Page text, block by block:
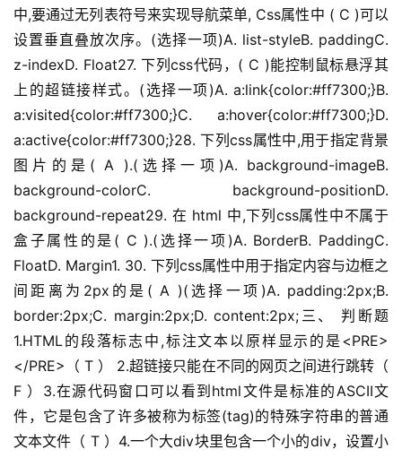
中,要通过无列表符号来实现导航菜单, Css属性中 ( C )可以
设置垂直叠放次序。(选择一项)A. list-styleB. paddingC.
z-indexD. Float27. 下列css代码，( C )能控制鼠标悬浮其
上的超链接样式。(选择一项)A. a:link{color:#ff7300;}B.
a:visited{color:#ff7300;}C. a:hover{color:#ff7300;}D.
a:active{color:#ff7300;}28. 下列css属性中,用于指定背景
图片的是( A ).(选择一项)A. background-imageB.
background-colorC. background-positionD.
background-repeat29. 在 html 中,下列css属性中不属于
盒子属性的是( C ).(选择一项)A. BorderB. PaddingC.
FloatD. Margin1. 30. 下列css属性中用于指定内容与边框之
间距离为2px的是( A )(选择一项)A. padding:2px;B.
border:2px;C. margin:2px;D. content:2px;三、 判断题
1.HTML的段落标志中,标注文本以原样显示的是<PRE>
</PRE>（ T ） 2.超链接只能在不同的网页之间进行跳转（
F ）3.在源代码窗口可以看到html文件是标准的ASCII文
件，它是包含了许多被称为标签(tag)的特殊字符串的普通
文本文件（ T ）4.一个大div块里包含一个小的div，设置小